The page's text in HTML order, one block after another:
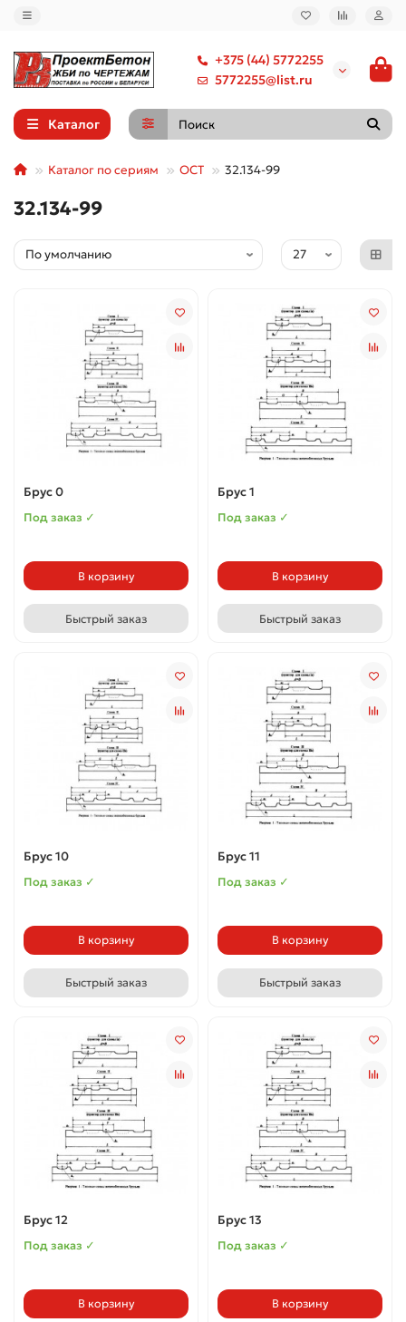
+375 (44) 5772255
5772255@list.ru
Каталог
Каталог по сериям ОСТ 32.134-99
32.134-99
Брус 0
Под заказ ✓
В корзину
Быстрый заказ
Брус 1
Под заказ ✓
В корзину
Быстрый заказ
Брус 10
Под заказ ✓
В корзину
Быстрый заказ
Брус 11
Под заказ ✓
В корзину
Быстрый заказ
Брус 12
Под заказ ✓
В корзину
Брус 13
Под заказ ✓
В корзину